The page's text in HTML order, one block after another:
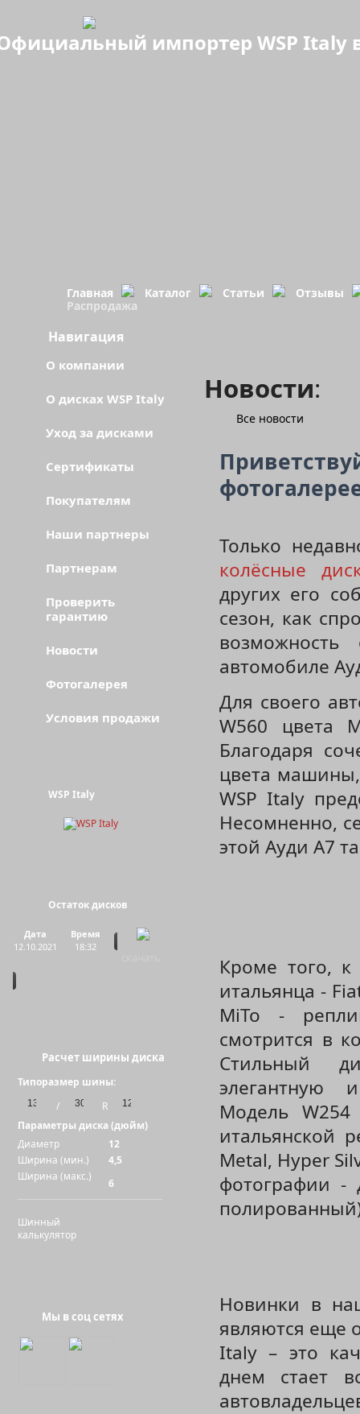
импортер WSP Italy
Главная Каталог Статьи
Отзывы
Распродажа
Новости:
Все новости
Только
колёсные
других его
сезон, как
автомобиле
Для своего
W560 цвета
Благодаря
цвета
WSP Italy
Несомненно,
этой Ауди A7
Кроме того,
итальянца -
MiTo -
смотрится в
Стильный
элегантную
Модель W254
итальянской
Metal, Hyper
фотографии -
Новинки в
являются еще
Italy – это
днем стает
Навигация
О компании
О дисках WSP Italy
Уход за дисками
Сертификаты
Покупателям
Наши партнеры
Партнерам
Проверить
гарантию
Новости
Фотогалерея
Условия продажи
WSP Italy
Остаток дисков
Дата
12.10.2021
Время
18:32
Расчет ширины диска
Типоразмер шины:
/
R
Параметры диска (дюйм)
Диаметр
12
Ширина (мин.)
4,5
Ширина (макс.)
6
Шинный
калькулятор
Мы в соц сетях